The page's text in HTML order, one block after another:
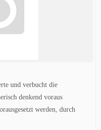
und verbucht die
denkend voraus
werden, durch